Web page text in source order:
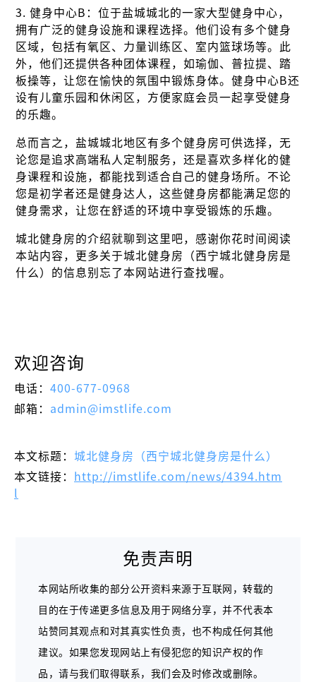
3. 健身中心B：位于盐城城北的一家大型健身中心，
拥有广泛的健身设施和课程选择。他们设有多个健身
区域，包括有氧区、力量训练区、室内篮球场等。此
外，他们还提供各种团体课程，如瑜伽、普拉提、踏
板操等，让您在愉快的氛围中锻炼身体。健身中心B还
设有儿童乐园和休闲区，方便家庭会员一起享受健身
的乐趣。
总而言之，盐城城北地区有多个健身房可供选择，无
论您是追求高端私人定制服务，还是喜欢多样化的健
身课程和设施，都能找到适合自己的健身场所。不论
您是初学者还是健身达人，这些健身房都能满足您的
健身需求，让您在舒适的环境中享受锻炼的乐趣。
城北健身房的介绍就聊到这里吧，感谢你花时间阅读
本站内容，更多关于城北健身房（西宁城北健身房是
什么）的信息别忘了本网站进行查找喔。
欢迎咨询
电话： 400-677-0968
邮箱： admin@imstlife.com
本文标题： 城北健身房（西宁城北健身房是什么）
本文链接：
http://imstlife.com/news/4394.htm
免责声明
本网站所收集的部分公开资料来源于互联网，转载的
目的在于传递更多信息及用于网络分享，并不代表本
站赞同其观点和对其真实性负责，也不构成任何其他
建议。如果您发现网站上有侵犯您的知识产权的作
品，请与我们取得联系，我们会及时修改或删除。